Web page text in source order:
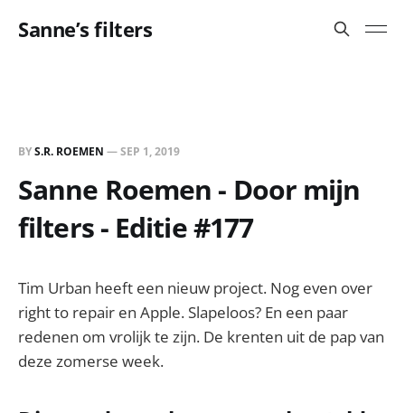
Sanne’s filters
BYS.R. ROEMEN —SEP 1, 2019
Sanne Roemen - Door mijn
filters - Editie #177
Tim Urban heeft een nieuw project. Nog even over
right to repair en Apple. Slapeloos? En een paar
redenen om vrolijk te zijn. De krenten uit de pap van
deze zomerse week.